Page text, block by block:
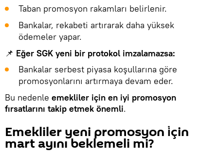
Taban promosyon rakamları belirlenir.
Bankalar, rekabeti artırarak daha yüksek
ödemeler yapar.
📌 Eğer SGK yeni bir protokol imzalamazsa:
Bankalar serbest piyasa koşullarına göre
promosyonlarını artırmaya devam eder.
Bu nedenle emekliler için en iyi promosyon
fırsatlarını takip etmek önemli.
Emekliler yeni promosyon i̇çin
mart ayını beklemeli mi?